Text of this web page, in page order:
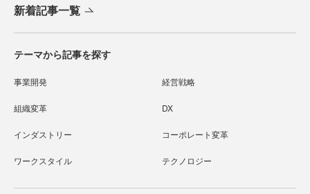
新着記事一覧
テーマから記事を探す
事業開発 経営戦略
組織変革 DX
インダストリー コーポレート変革
ワークスタイル テクノロジー